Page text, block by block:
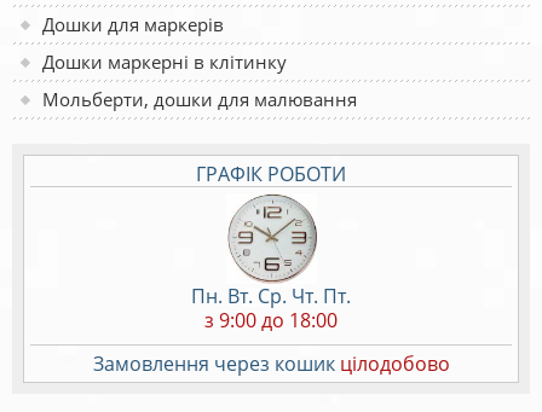
Дошки для маркерів
Дошки маркерні в клітинку
Мольберти, дошки для малювання
ГРАФІК РОБОТИ
Пн. Вт. Ср. Чт. Пт.
з 9:00 до 18:00
Замовлення через кошик цілодобово